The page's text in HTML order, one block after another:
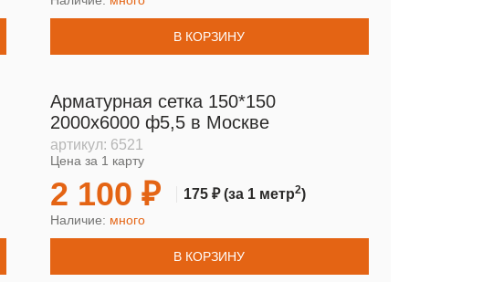
В КОРЗИНУ
Арматурная сетка 150*150
2000х6000 ф5,5 в Москве
артикул: 6521
Цена за 1 карту
2 100 ₽ 175 ₽(за 1 метр2)
Наличие: много
В КОРЗИНУ